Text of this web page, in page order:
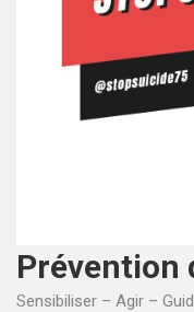
Prévention
Sensibiliser – Agir –